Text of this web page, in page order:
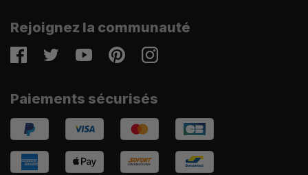
Rejoignez la communauté
FacebookTwitterYoutubePinterestInstagram
Paiements sécurisés